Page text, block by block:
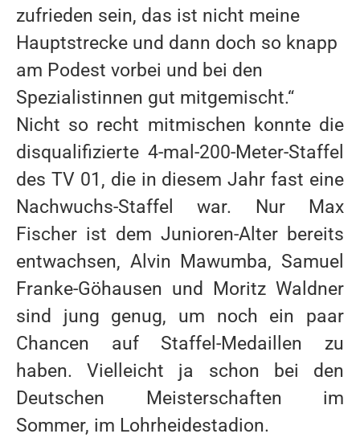
zufrieden sein, das ist nicht meine
Hauptstrecke und dann doch so knapp
am Podest vorbei und bei den
Spezialistinnen gut mitgemischt.“
Nicht so recht mitmischen konnte die
disqualifizierte 4-mal-200-Meter-Staffel
des TV 01, die in diesem Jahr fast eine
Nachwuchs-Staffel war. Nur Max
Fischer ist dem Junioren-Alter bereits
entwachsen, Alvin Mawumba, Samuel
Franke-Göhausen und Moritz Waldner
sind jung genug, um noch ein paar
Chancen auf Staffel-Medaillen zu
haben. Vielleicht ja schon bei den
Deutschen Meisterschaften im
Sommer, im Lohrheidestadion.